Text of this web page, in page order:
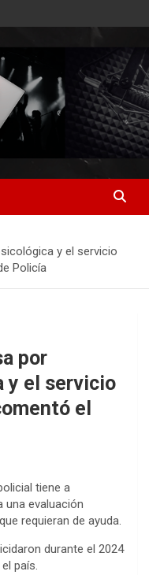
y el servicio
Policía
por
y el servicio
el
tiene a
evaluación
requieran de ayuda.
durante el 2024
país.